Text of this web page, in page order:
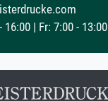
16:00 | Fr: 7:00 - 13:00